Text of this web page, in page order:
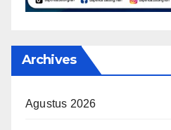
Archives
Agustus 2026